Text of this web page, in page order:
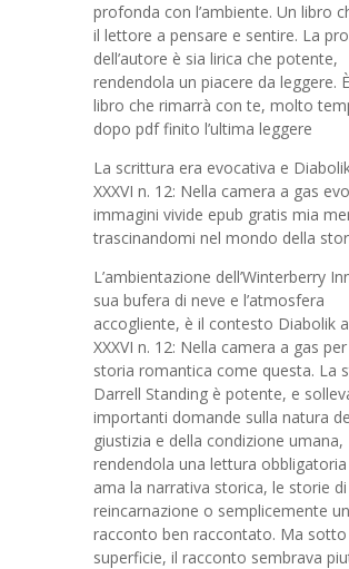
profonda con l’ambiente. Un libro
il lettore a pensare e sentire. La
dell’autore è sia lirica che potente,
rendendola un piacere da leggere.
libro che rimarrà con te, molto
dopo pdf finito l’ultima leggere
La scrittura era evocativa e
XXXVI n. 12: Nella camera a gas
immagini vivide epub gratis mia
trascinandomi nel mondo della
L’ambientazione dell’Winterberry
sua bufera di neve e l’atmosfera
accogliente, è il contesto Diabolik
XXXVI n. 12: Nella camera a gas
storia romantica come questa. La
Darrell Standing è potente, e
importanti domande sulla natura
giustizia e della condizione umana,
rendendola una lettura
ama la narrativa storica, le storie di
reincarnazione o semplicemente
racconto ben raccontato. Ma sotto
superficie, il racconto sembrava